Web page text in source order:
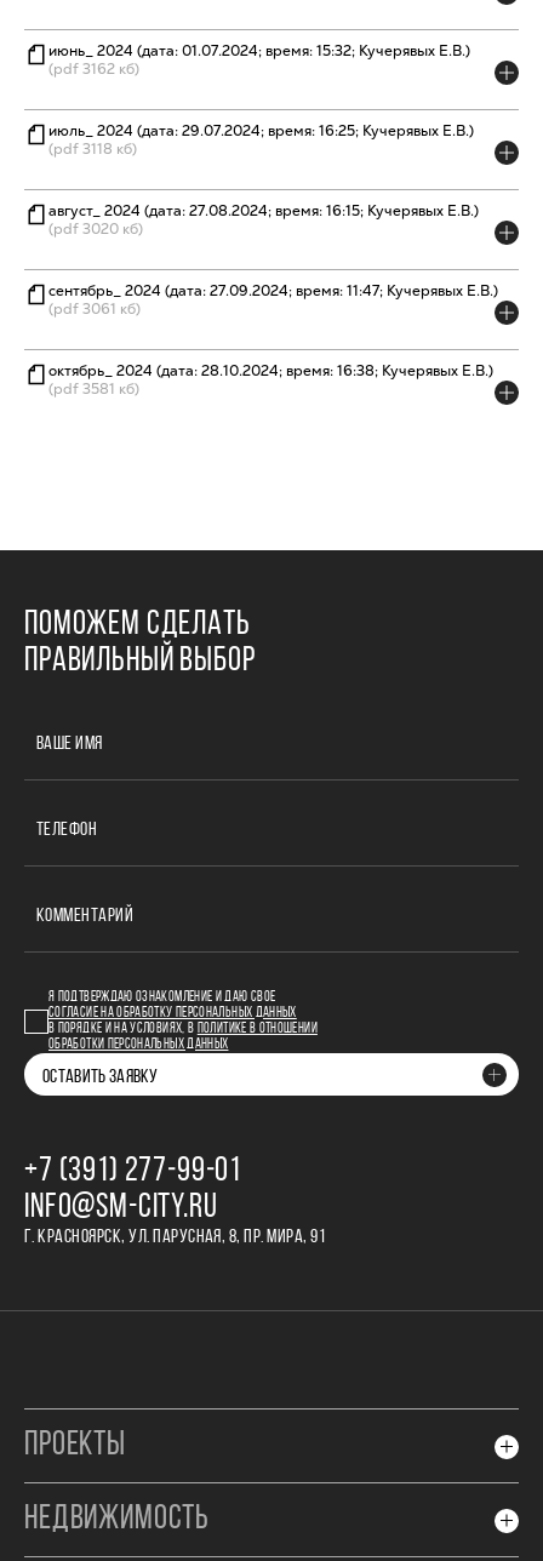
июнь_ 2024 (дата: 01.07.2024; время: 15:32; Кучерявых Е.В.)
(pdf 3162 кб)
июль_ 2024 (дата: 29.07.2024; время: 16:25; Кучерявых Е.В.)
(pdf 3118 кб)
август_ 2024 (дата: 27.08.2024; время: 16:15; Кучерявых Е.В.)
(pdf 3020 кб)
сентябрь_ 2024 (дата: 27.09.2024; время: 11:47; Кучерявых Е.В.)
(pdf 3061 кб)
октябрь_ 2024 (дата: 28.10.2024; время: 16:38; Кучерявых Е.В.)
(pdf 3581 кб)
ПОМОЖЕМ СДЕЛАТЬ
ПРАВИЛЬНЫЙ ВЫБОР
ВАШЕ ИМЯ
ТЕЛЕФОН
КОММЕНТАРИЙ
Я ПОДТВЕРЖДАЮ ОЗНАКОМЛЕНИЕ И ДАЮ СВОЕ
СОГЛАСИЕ НА ОБРАБОТКУ ПЕРСОНАЛЬНЫХ ДАННЫХ
В ПОРЯДКЕ И НА УСЛОВИЯХ, В
ПОЛИТИКЕ В ОТНОШЕНИИ
ОБРАБОТКИ ПЕРСОНАЛЬНЫХ ДАННЫХ
ОСТАВИТЬ ЗАЯВКУ
+7 (391) 277‒99‒01
INFO@SM-CITY.RU
Г. КРАСНОЯРСК, УЛ. ПАРУСНАЯ, 8, ПР. МИРА, 91
ПРОЕКТЫ
НЕДВИЖИМОСТЬ